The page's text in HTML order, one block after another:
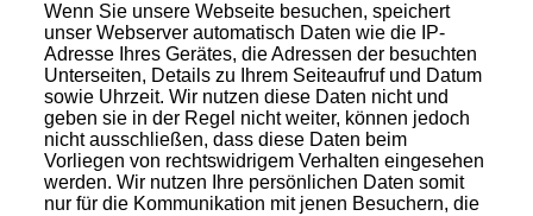
Wenn Sie unsere Webseite besuchen, speichert
unser Webserver automatisch Daten wie die IP-
Adresse Ihres Gerätes, die Adressen der besuchten
Unterseiten, Details zu Ihrem Seiteaufruf und Datum
sowie Uhrzeit. Wir nutzen diese Daten nicht und
geben sie in der Regel nicht weiter, können jedoch
nicht ausschließen, dass diese Daten beim
Vorliegen von rechtswidrigem Verhalten eingesehen
werden. Wir nutzen Ihre persönlichen Daten somit
nur für die Kommunikation mit jenen Besuchern, die